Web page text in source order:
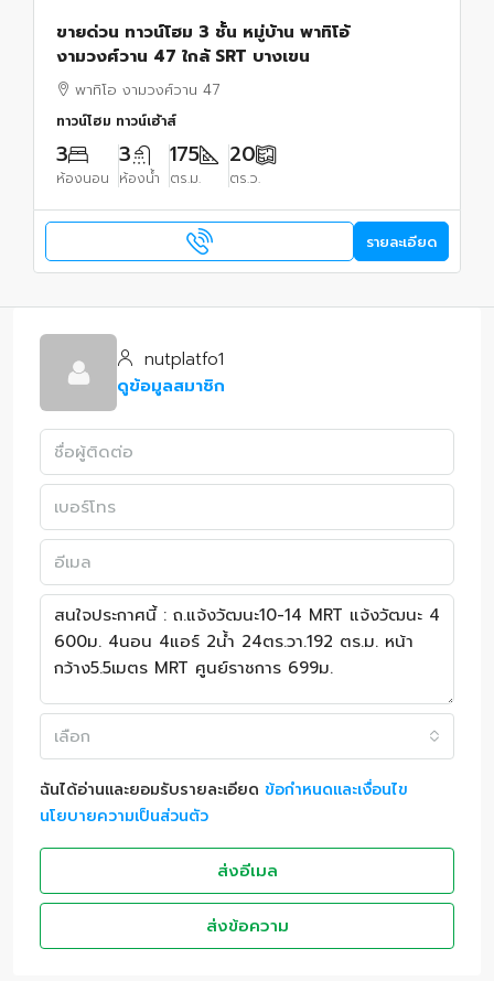
ขายด่วน ทาวน์โฮม 3 ชั้น หมู่บ้าน พาทิโอ้
งามวงศ์วาน 47 ใกล้ SRT บางเขน
พาทิโอ งามวงศ์วาน 47
ทาวน์โฮม ทาวน์เฮ้าส์
3
ห้องนอน
3
ห้องน้ำ
175
ตร.ม.
20
ตร.ว.
รายละเอียด
nutplatfo1
ดูข้อมูลสมาชิก
เลือก
ฉันได้อ่านและยอมรับรายละเอียด ข้อกำหนดและเงื่อนไข
นโยบายความเป็นส่วนตัว
ส่งอีเมล
ส่งข้อความ